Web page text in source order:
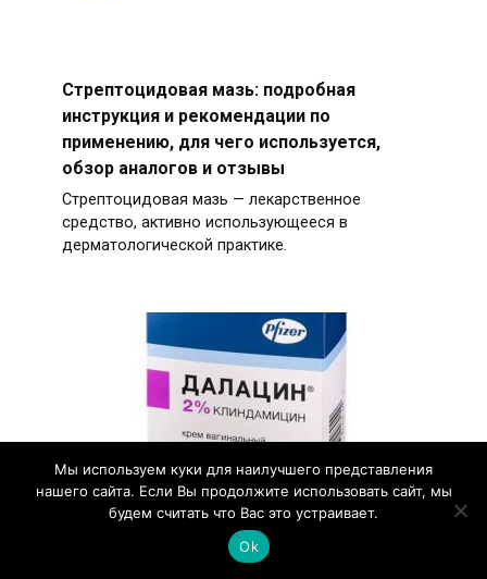
Стрептоцидовая мазь: подробная
инструкция и рекомендации по
применению, для чего используется,
обзор аналогов и отзывы
Стрептоцидовая мазь — лекарственное
средство, активно использующееся в
дерматологической практике.
Мы используем куки для наилучшего представления
нашего сайта. Если Вы продолжите использовать сайт, мы
будем считать что Вас это устраивает.
Ok